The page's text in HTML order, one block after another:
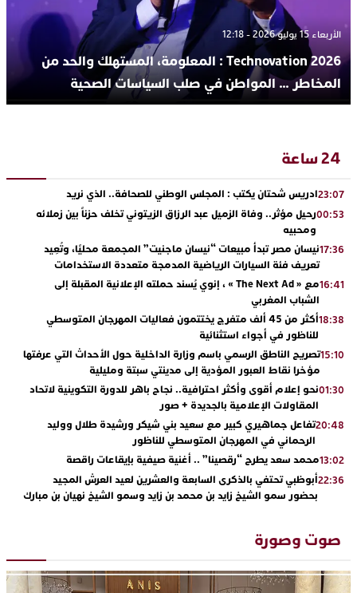
الأربعاء 15 يوليو 2026 - 12:18
Technovation 2026 : المعلومة، المستهلك والحد من
المخاطر … المواطن في صلب السياسات الصحية
24 ساعة
23:07ادريس شحتان يكتب : المجلس الوطني للصحافة.. الذي نريد
00:53رحيل مؤثر.. وفاة الزميل عبد الرزاق الزيتوني تخلف حزناً بين زملائه
ومحبيه
17:36نيسان مصر تبدأ مبيعات “نيسان ماجنيت” المجمعة محليًا، وتُعِيد
تعريف فئة السيارات الرياضية المدمجة متعددة الاستخدامات
16:41
مع « The Next Ad » ، إنوي يُسند حملته الإعلانية المقبلة إلى
الشباب المغربي
18:38
أكثر من 45 ألف متفرج يختتمون فعاليات المهرجان المتوسطي
للناظور في أجواء استثنائية
15:10تصريح الناطق الرسمي باسم وزارة الداخلية حول الأحداث التي عرفتها
مؤخرا نقاط العبور المؤدية إلى مدينتي سبتة ومليلية
01:30نحو إعلام أقوى وأكثر احترافية.. نجاح باهر للدورة التكوينية لاتحاد
المقاولات الإعلامية بالجديدة + صور
20:48تفاعل جماهيري كبير مع سعيد بني شيكر ورشيدة طلال ووليد
الرحماني في المهرجان المتوسطي للناظور
13:02محمد سعد يطرح “رقصينا” .. أغنية صيفية بإيقاعات راقصة
22:36أبوظبي تحتفي بالذكرى السابعة والعشرين لعيد العرش المجيد
بحضور سمو الشيخ زايد بن محمد بن زايد وسمو الشيخ نهيان بن مبارك
“كوفرة فالغيس”
19:11يقظة أمنية تنهي كابوس الفتاة القاصر: كواليس مثيرة لعملية تحرير
17:27 اتحاد المقاولات الإعلامية يقود قاطرة التكوين بالجديدة ويستضيف
صوت وصورة